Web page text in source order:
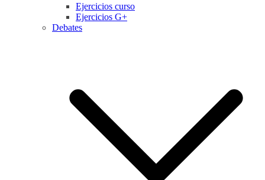
Ejercicios curso
Ejercicios G+
Debates